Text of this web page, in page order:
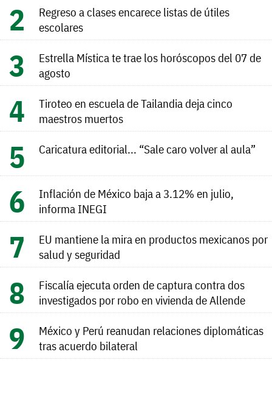
Regreso a clases encarece listas de útiles
escolares
Estrella Mística te trae los horóscopos del 07 de
agosto
Tiroteo en escuela de Tailandia deja cinco
maestros muertos
Caricatura editorial... “Sale caro volver al aula”
Inflación de México baja a 3.12% en julio,
informa INEGI
EU mantiene la mira en productos mexicanos por
salud y seguridad
Fiscalía ejecuta orden de captura contra dos
investigados por robo en vivienda de Allende
México y Perú reanudan relaciones diplomáticas
tras acuerdo bilateral